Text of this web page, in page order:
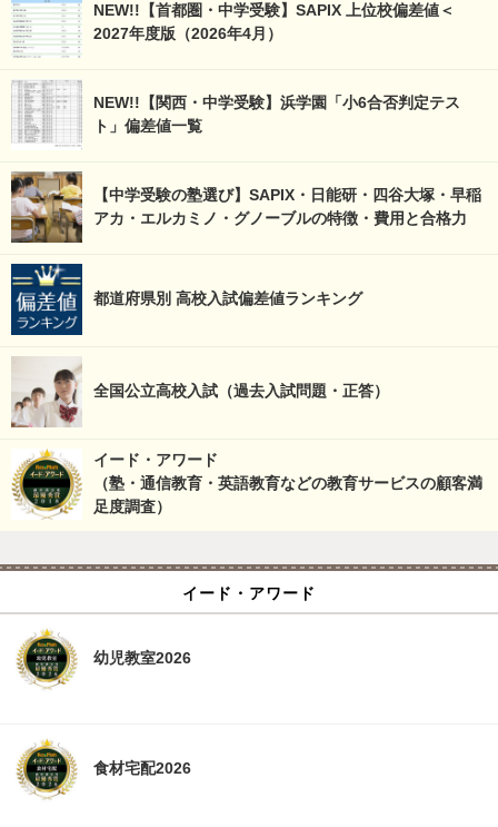
NEW!!【首都圏・中学受験】SAPIX 上位校偏差値＜
2027年度版（2026年4月）
NEW!!【関西・中学受験】浜学園「小6合否判定テス
ト」偏差値一覧
【中学受験の塾選び】SAPIX・日能研・四谷大塚・早稲
アカ・エルカミノ・グノーブルの特徴・費用と合格力
都道府県別 高校入試偏差値ランキング
全国公立高校入試（過去入試問題・正答）
イード・アワード
（塾・通信教育・英語教育などの教育サービスの顧客満
足度調査）
イード・アワード
幼児教室2026
食材宅配2026